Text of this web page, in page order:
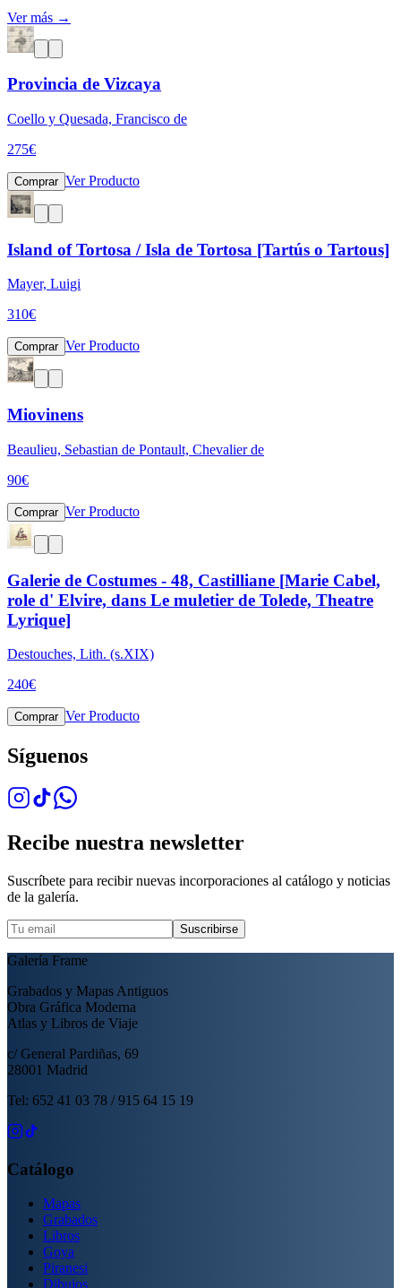
Ver más →
Provincia de Vizcaya
Coello y Quesada, Francisco de
275€
Comprar Ver Producto
Island of Tortosa / Isla de Tortosa [Tartús o Tartous]
Mayer, Luigi
310€
Comprar Ver Producto
Miovinens
Beaulieu, Sebastian de Pontault, Chevalier de
90€
Comprar Ver Producto
Galerie de Costumes - 48, Castilliane [Marie Cabel,
role d' Elvire, dans Le muletier de Tolede, Theatre
Lyrique]
Destouches, Lith. (s.XIX)
240€
Comprar Ver Producto
Síguenos
Recibe nuestra newsletter
Suscríbete para recibir nuevas incorporaciones al catálogo y noticias
de la galería.
Suscribirse
Galería Frame
Grabados y Mapas Antiguos
Obra Gráfica Moderna
Atlas y Libros de Viaje
c/ General Pardiñas, 69
28001 Madrid
Tel: 652 41 03 78 / 915 64 15 19
Catálogo
Mapas
Grabados
Libros
Goya
Piranesi
Dibujos